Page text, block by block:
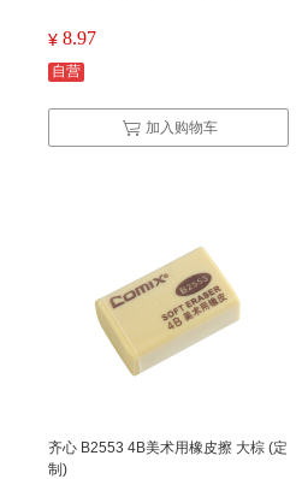
¥ 8.97
自营
加入购物车
齐心 B2553 4B美术用橡皮擦 大棕 (定
制)